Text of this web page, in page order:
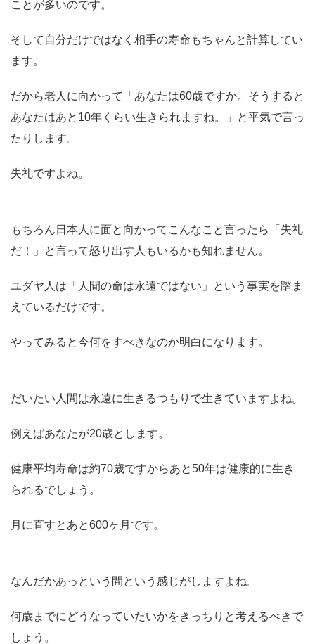
ことが多いのです。
そして自分だけではなく相手の寿命もちゃんと計算してい
ます。
だから老人に向かって「あなたは60歳ですか。そうすると
あなたはあと10年くらい生きられますね。」と平気で言っ
たりします。
失礼ですよね。
もちろん日本人に面と向かってこんなこと言ったら「失礼
だ！」と言って怒り出す人もいるかも知れません。
ユダヤ人は「人間の命は永遠ではない」という事実を踏ま
えているだけです。
やってみると今何をすべきなのか明白になります。
だいたい人間は永遠に生きるつもりで生きていますよね。
例えばあなたが20歳とします。
健康平均寿命は約70歳ですからあと50年は健康的に生き
られるでしょう。
月に直すとあと600ヶ月です。
なんだかあっという間という感じがしますよね。
何歳までにどうなっていたいかをきっちりと考えるべきで
しょう。